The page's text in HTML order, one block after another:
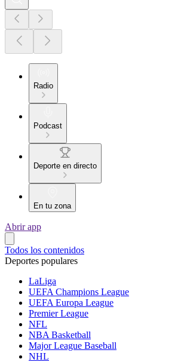
Radio
Podcast
Deporte en directo
En tu zona
Abrir app
Todos los contenidos
Deportes populares
LaLiga
UEFA Champions League
UEFA Europa League
Premier League
NFL
NBA Basketball
Major League Baseball
NHL